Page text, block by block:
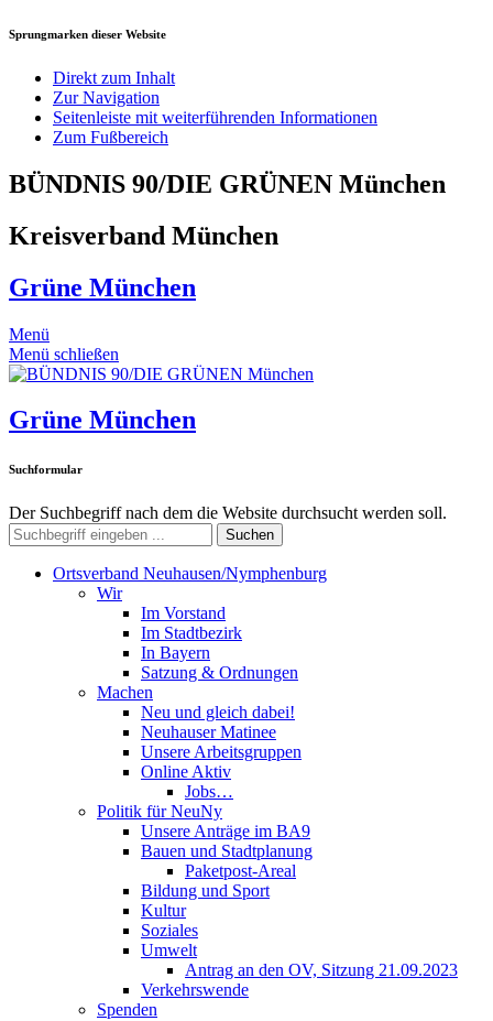
Sprungmarken dieser Website
Direkt zum Inhalt
Zur Navigation
Seitenleiste mit weiterführenden Informationen
Zum Fußbereich
BÜNDNIS 90/DIE GRÜNEN München
Kreisverband München
Grüne München
Menü
Menü schließen
Grüne München
Suchformular
Der Suchbegriff nach dem die Website durchsucht werden soll.
Suchen
Ortsverband Neuhausen/Nymphenburg
Wir
Im Vorstand
Im Stadtbezirk
In Bayern
Satzung & Ordnungen
Machen
Neu und gleich dabei!
Neuhauser Matinee
Unsere Arbeitsgruppen
Online Aktiv
Jobs…
Politik für NeuNy
Unsere Anträge im BA9
Bauen und Stadtplanung
Paketpost-Areal
Bildung und Sport
Kultur
Soziales
Umwelt
Antrag an den OV, Sitzung 21.09.2023
Verkehrswende
Spenden